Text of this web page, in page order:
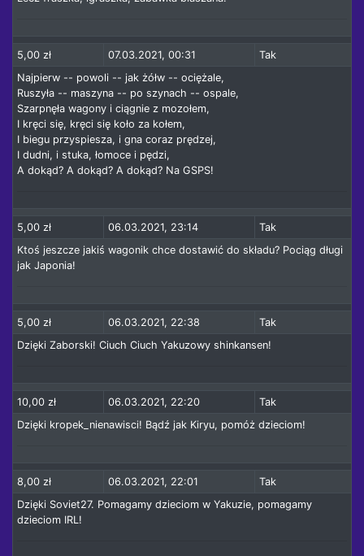
5,00 zł 07.03.2021, 00:31
Tak
Najpierw -- powoli -- jak żółw -- ociężale,
Ruszyła -- maszyna -- po szynach -- ospale,
Szarpnęła wagony i ciągnie z mozołem,
I kręci się, kręci się koło za kołem,
I biegu przyspiesza, i gna coraz prędzej,
I dudni, i stuka, łomoce i pędzi,
A dokąd? A dokąd? A dokąd? Na GSPS!
5,00 zł 06.03.2021, 23:14
Tak
Ktoś jeszcze jakiś wagonik chce dostawić do składu? Pociąg długi
jak Japonia!
5,00 zł 06.03.2021, 22:38
Tak
Dzięki Zaborski! Ciuch Ciuch Yakuzowy shinkansen!
10,00 zł 06.03.2021, 22:20
Tak
Dzięki kropek_nienawisci! Bądź jak Kiryu, pomóż dzieciom!
8,00 zł 06.03.2021, 22:01
Tak
Dzięki Soviet27. Pomagamy dzieciom w Yakuzie, pomagamy
dzieciom IRL!